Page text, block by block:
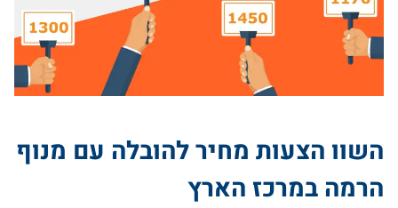
השוו הצעות מחיר להובלה עם מנוף
הרמה במרכז הארץ